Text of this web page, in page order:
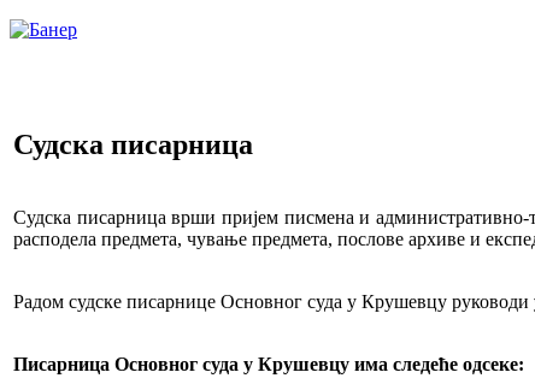
Судска писарница
Судска писарница врши пријем писмена и
расподела предмета, чување предмета, послове архиве и
Радом судске писарнице Основног суда у Крушевцу руководи
Писарница Основног суда у Крушевцу има следеће одсеке: